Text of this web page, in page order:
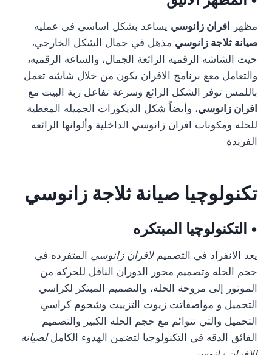
مظهر افران زانوسي يساعد بشكل اساسى فى عمليه
صيانة ثلاجة زانوسي مذهل في جمال الشكل الخارجي،
حيث الشاشه الرقميه الرائعة الجمال، والساعه الرقميه،
والتعامل معع برنامج الافران يكون من خلال شاشه تعمل
باللمس توفر الشكل الرائع وسرعة تفاعل ربة البيت مع
افران زانوسي، وأيضاً شكل الديكورات الجميله المغطية
للحله ومكونات افران زانوسي الداخلية وألوانها الرائعه
الفريدة
تكنولوچيا صيانة ثلاجة زانوسي
• التكنولوچيا المبتكره
يعد الانفراد في التصميملافران زانوسي المتفرده في
حجم الحله وتصميم محور الدوران الناقل للحركه من
الموتور إلى مروحة الحله، والتصميم المبتكر لكراسي
التحميل و مواصفاتت زيوت التزييت وشحوم كراسي
التحميل والتي تتوائم مع حجم الحله الكبير والتصميم
الفائق الدقه في التكنولوجيا لتضمن الهدوء الكامللصيانة